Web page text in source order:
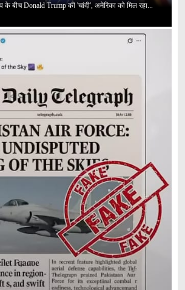
के बीच Donald Trump की 'चांदी', अमेरिका को मिल रहा...